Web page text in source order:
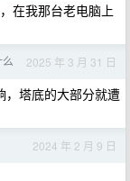
在我那台老电脑上
2025 年 3 月 31 日
，塔底的大部分就遭
2024 年 2 月 9 日